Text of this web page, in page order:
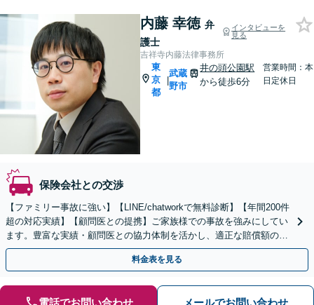
内藤 幸徳 弁
護士
インタビューを
見る
吉祥寺内藤法律事務所
東
京
都
|
武蔵
野市
井の頭公園駅
から徒歩6分
営業時間：本
日定休日
保険会社との交渉
【ファミリー事故に強い】【LINE/chatworkで無料診断】【年間200件
超の対応実績】【顧問医との提携】ご家族様での事故を強みにしてい
ます。豊富な実績・顧問医との協力体制を活かし、適正な賠償額の獲
得をサポートします。
料金表を見る
電話でお問い合わせ メールでお問い合わせ